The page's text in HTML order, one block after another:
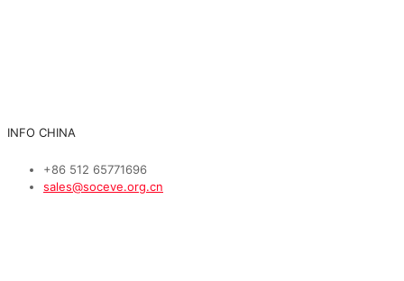
INFO CHINA
+86 512 65771696
sales@soceve.org.cn